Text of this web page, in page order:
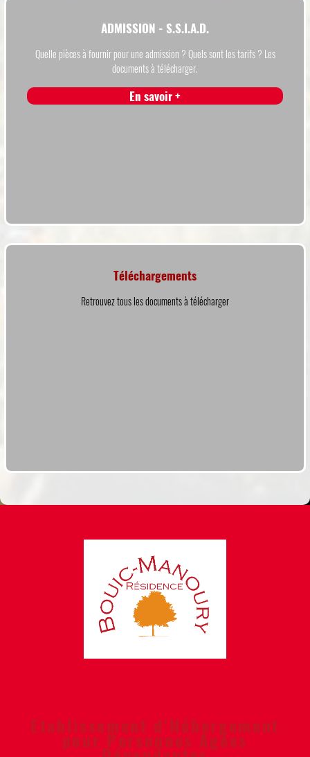
ADMISSION - S.S.I.A.D.
Quelle pièces à fournir pour une admission ? Quels sont les tarifs ? Les
documents à télécharger.
En savoir +
Téléchargements
Retrouvez tous les documents à télécharger
Etablissement d'Hébergement
pour Personnes Agées